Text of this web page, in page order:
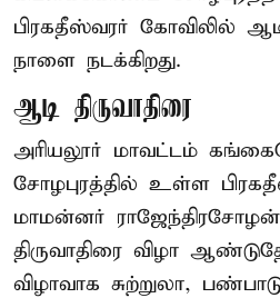
பிரகதீஸ்வரர் கோவிலில் ஆடி
நாளை நடக்கிறது.
ஆடி திருவாதிரை
அரியலூர் மாவட்டம்
சோழபுரத்தில் உள்ள
மாமன்னர்
திருவாதிரை விழா
விழாவாக சுற்றுலா,